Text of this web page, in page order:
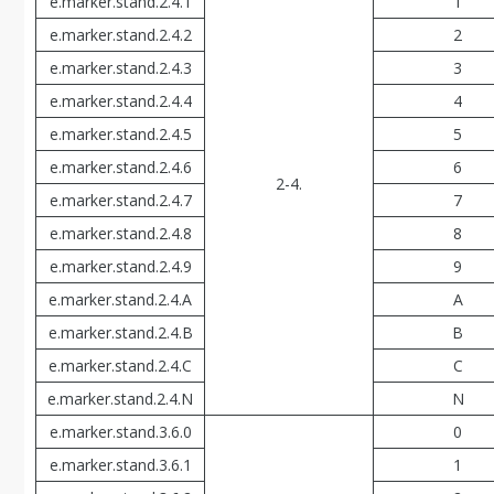
2-4.
e.marker.stand.2.4.2
2
e.marker.stand.2.4.3
3
e.marker.stand.2.4.4
4
e.marker.stand.2.4.5
5
e.marker.stand.2.4.6
6
e.marker.stand.2.4.7
7
e.marker.stand.2.4.8
8
e.marker.stand.2.4.9
9
e.marker.stand.2.4.A
A
e.marker.stand.2.4.В
В
e.marker.stand.2.4.С
С
e.marker.stand.2.4.N
N
e.marker.stand.3.6.0
0
e.marker.stand.3.6.1
1